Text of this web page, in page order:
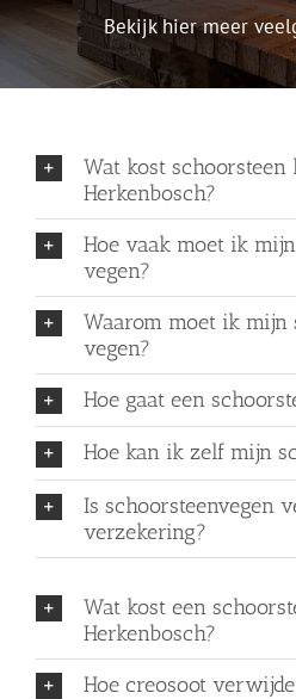
Bekijk hier meer
Wat kost
Herkenbosch?
Hoe vaak moet ik
vegen?
Waarom moet ik mijn
vegen?
Hoe gaat een
Hoe kan ik zelf mijn
Is schoorsteenvegen
verzekering?
Wat kost een
Herkenbosch?
Hoe creosoot